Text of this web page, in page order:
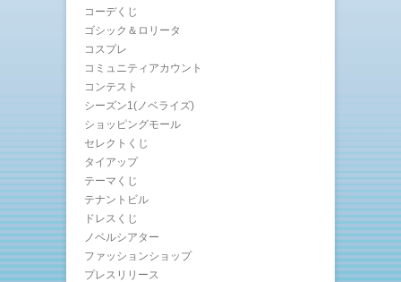
コーデくじ
ゴシック＆ロリータ
コスプレ
コミュニティアカウント
コンテスト
シーズン1(ノベライズ)
ショッピングモール
セレクトくじ
タイアップ
テーマくじ
テナントビル
ドレスくじ
ノベルシアター
ファッションショップ
プレスリリース